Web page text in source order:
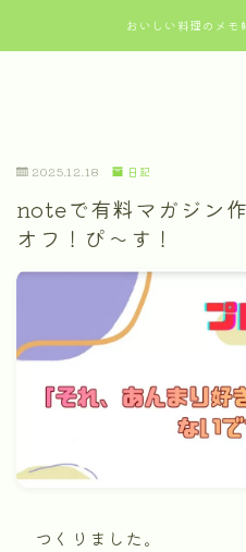
おいしい料理のメモ
2025.12.18 日記
noteで有料マガジン
オフ！ぴ〜す！
つくりました。